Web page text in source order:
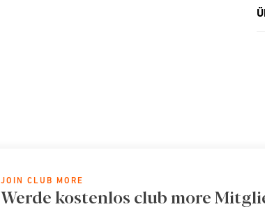
JOIN CLUB MORE
Werde kostenlos club more